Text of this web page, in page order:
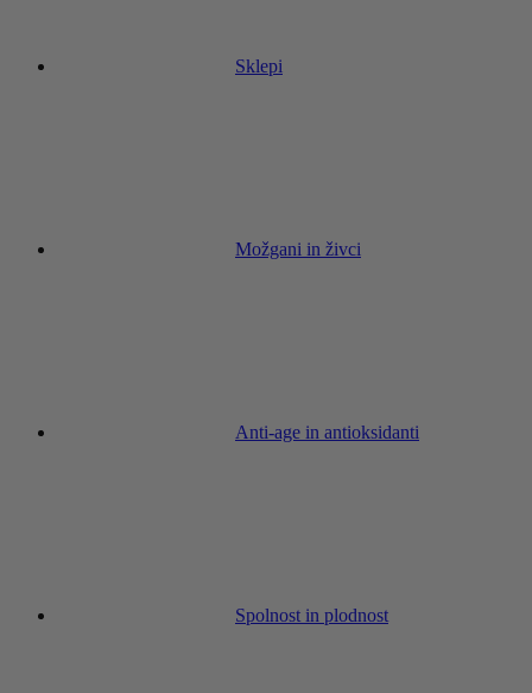
Sklepi
Možgani in živci
Anti-age in antioksidanti
Spolnost in plodnost